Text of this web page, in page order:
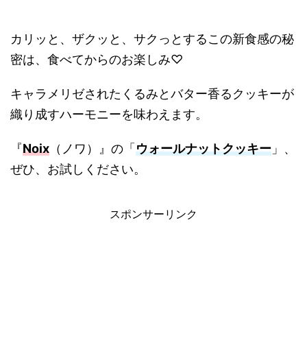
カリッと、ザクッと、サクっとするこの新食感の秘
密は、食べてからのお楽しみ♡
キャラメリゼされたくるみとバター香るクッキーが
織り成すハーモニーを味わえます。
『Noix （ノワ）』の「 ウォールナットクッキー 」、
ぜひ、お試しください。
スポンサーリンク